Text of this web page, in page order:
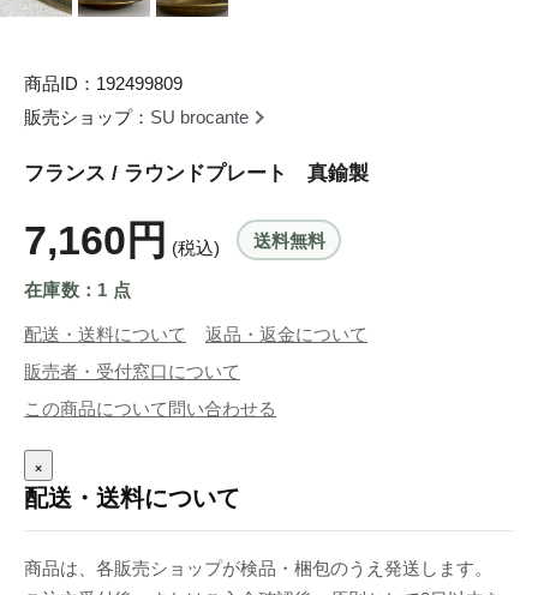
商品ID：192499809
販売ショップ： SU brocante
フランス / ラウンドプレート 真鍮製
7,160円 (税込) 送料無料
在庫数：1 点
配送・送料について
返品・返金について
販売者・受付窓口について
この商品について問い合わせる
×
配送・送料について
商品は、各販売ショップが検品・梱包のうえ発送します。